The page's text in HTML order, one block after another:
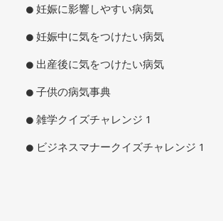
妊娠に影響しやすい病気
妊娠中に気をつけたい病気
出産後に気をつけたい病気
子供の病気事典
雑学クイズチャレンジ 1
ビジネスマナークイズチャレンジ 1